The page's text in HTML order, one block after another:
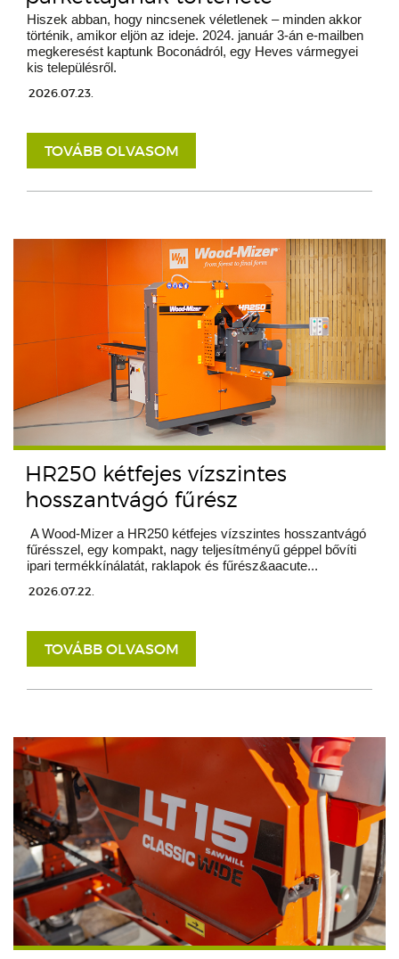
Hiszek abban, hogy nincsenek véletlenek – minden akkor
történik, amikor eljön az ideje. 2024. január 3-án e-mailben
megkeresést kaptunk Boconádról, egy Heves vármegyei
kis településről.
2026.07.23.
TOVÁBB OLVASOM
HR250 kétfejes vízszintes
hosszantvágó fűrész
A Wood-Mizer a HR250 kétfejes vízszintes hosszantvágó
fűrésszel, egy kompakt, nagy teljesítményű géppel bővíti
ipari termékkínálatát, raklapok és fűrész&aacute...
2026.07.22.
TOVÁBB OLVASOM